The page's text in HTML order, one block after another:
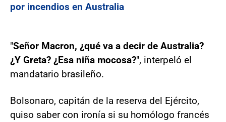
por incendios en Australia
"Señor Macron, ¿qué va a decir de Australia?
¿Y Greta? ¿Esa niña mocosa?", interpeló el
mandatario brasileño.
Bolsonaro, capitán de la reserva del Ejército,
quiso saber con ironía si su homólogo francés